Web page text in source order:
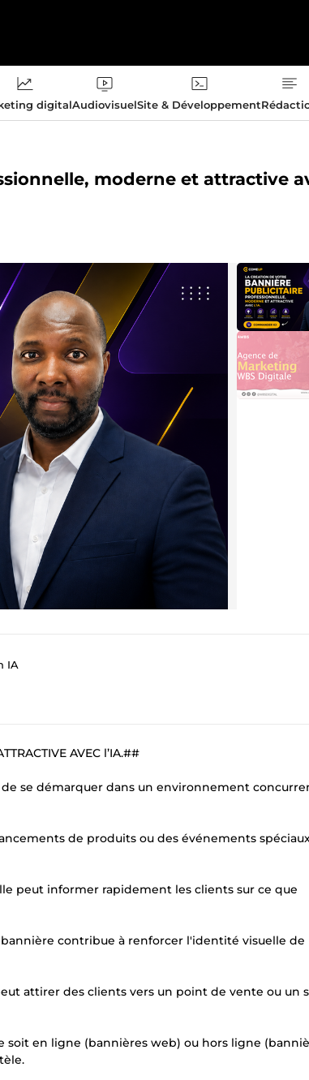
digitalAudiovisuelSite & Développement
moderne et attractive
IA
AVEC l’IA.##
se démarquer dans un environnement
de produits ou des événements
peut informer rapidement les clients sur ce que
contribue à renforcer l'identité visuelle de
attirer des clients vers un point de vente ou un
soit en ligne (bannières web) ou hors ligne